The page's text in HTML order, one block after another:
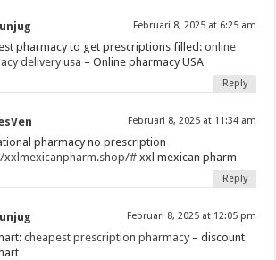
Februari 8, 2025 at 6:25 am
pharmacy to get prescriptions filled:online
delivery usa – Online pharmacy USA
Reply
Februari 8, 2025 at 11:34 am
pharmacy no prescription
xxlmexicanpharm.shop/# xxl mexican pharm
Reply
Februari 8, 2025 at 12:05 pm
cheapest prescription pharmacy – discount